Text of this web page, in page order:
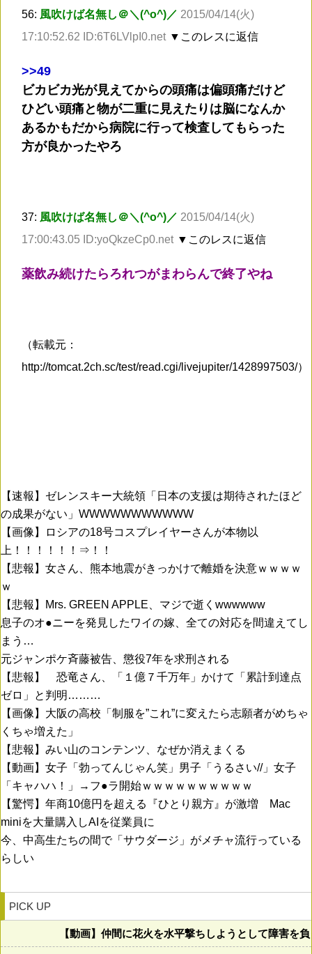
56: 風吹けば名無し＠＼(^o^)／ 2015/04/14(火)
17:10:52.62 ID:6T6LVlpI0.net ▼このレスに返信
>>49
ビカビカ光が見えてからの頭痛は偏頭痛だけど
ひどい頭痛と物が二重に見えたりは脳になんか
あるかもだから病院に行って検査してもらった
方が良かったやろ
37: 風吹けば名無し＠＼(^o^)／ 2015/04/14(火)
17:00:43.05 ID:yoQkzeCp0.net ▼このレスに返信
薬飲み続けたらろれつがまわらんで終了やね
（転載元：
http://tomcat.2ch.sc/test/read.cgi/livejupiter/1428997503/）
【速報】ゼレンスキー大統領「日本の支援は期待されたほど
の成果がない」WWWWWWWWWWW
【画像】ロシアの18号コスプレイヤーさんが本物以
上！！！！！！⇒！！
【悲報】女さん、熊本地震がきっかけで離婚を決意ｗｗｗｗ
ｗ
【悲報】Mrs. GREEN APPLE、マジで逝くwwwwww
息子のオ●ニーを発見したワイの嫁、全ての対応を間違えてし
まう…
元ジャンポケ斉藤被告、懲役7年を求刑される
【悲報】 恐竜さん、「１億７千万年」かけて「累計到達点
ゼロ」と判明………
【画像】大阪の高校「制服を”これ”に変えたら志願者がめちゃ
くちゃ増えた」
【悲報】みい山のコンテンツ、なぜか消えまくる
【動画】女子「勃ってんじゃん笑」男子「うるさい//」女子
「キャハハ！」→フ●ラ開始ｗｗｗｗｗｗｗｗｗｗ
【驚愕】年商10億円を超える『ひとり親方』が激増 Mac
miniを大量購入しAIを従業員に
今、中高生たちの間で「サウダージ」がメチャ流行っている
らしい
PICK UP
【動画】仲間に花火を水平撃ちしようとして障害を